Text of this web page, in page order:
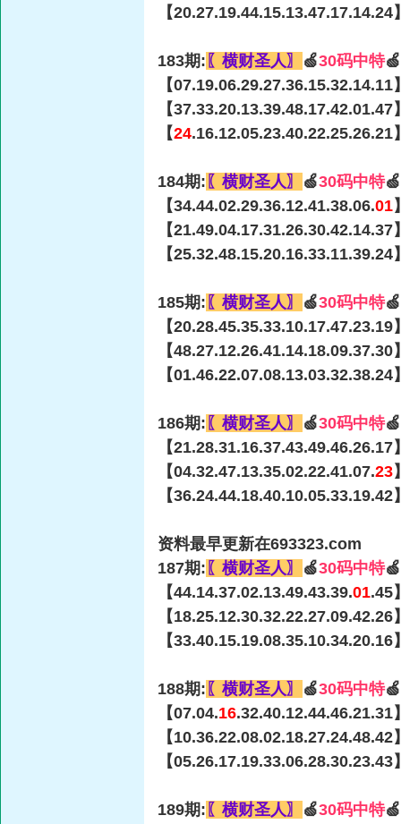
【20.27.19.44.15.13.47.17.14.24
183期: 〖横财圣人〗 🍏30码中特
【07.19.06.29.27.36.15.32.14.11
【37.33.20.13.39.48.17.42.01.47
【24.16.12.05.23.40.22.25.26.21
184期: 〖横财圣人〗 🍏30码中特
【34.44.02.29.36.12.41.38.06.01
【21.49.04.17.31.26.30.42.14.37
【25.32.48.15.20.16.33.11.39.24
185期: 〖横财圣人〗 🍏30码中特
【20.28.45.35.33.10.17.47.23.19
【48.27.12.26.41.14.18.09.37.30
【01.46.22.07.08.13.03.32.38.24
186期: 〖横财圣人〗 🍏30码中特
【21.28.31.16.37.43.49.46.26.17
【04.32.47.13.35.02.22.41.07.23
【36.24.44.18.40.10.05.33.19.42
资料最早更新在693323.com
187期: 〖横财圣人〗 🍏30码中特
【44.14.37.02.13.49.43.39.01.45
【18.25.12.30.32.22.27.09.42.26
【33.40.15.19.08.35.10.34.20.16
188期: 〖横财圣人〗 🍏30码中特
【07.04.16.32.40.12.44.46.21.31
【10.36.22.08.02.18.27.24.48.42
【05.26.17.19.33.06.28.30.23.43
189期: 〖横财圣人〗 🍏30码中特